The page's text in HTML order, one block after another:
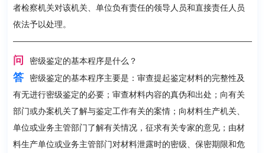
者检察机关对该机关、单位负有责任的领导人员和直接责任人员
依法予以处理。
问 密级鉴定的基本程序是什么？
答 密级鉴定的基本程序主要是：审查提起鉴定材料的完整性及
有无进行密级鉴定的必要；审查材料内容的真伪和出处；向有关
部门或办案机关了解与鉴定工作有关的案情；向材料生产机关、
单位或业务主管部门了解有关情况，征求有关专家的意见；由材
料生产单位或业务主管部门对材料泄露时的密级、保密期限和危